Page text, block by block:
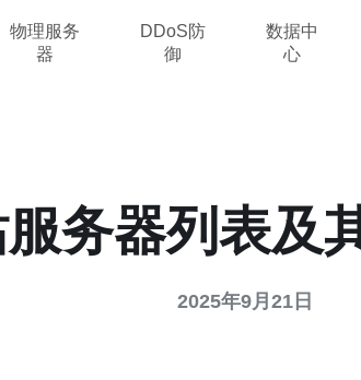
物理服务
器
DDoS防
御
数据中
心
务器列表及
2025年9月21日